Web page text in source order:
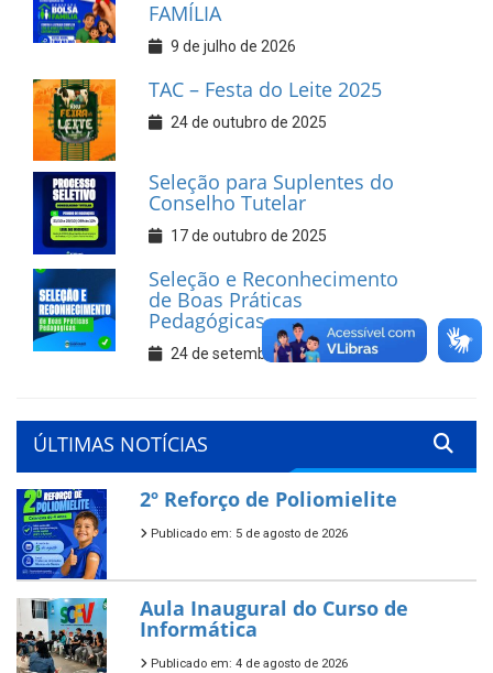
FAMÍLIA
9 de julho de 2026
TAC – Festa do Leite 2025
24 de outubro de 2025
Seleção para Suplentes do
Conselho Tutelar
17 de outubro de 2025
Seleção e Reconhecimento
de Boas Práticas
Pedagógicas
24 de setembro de 2025
ÚLTIMAS NOTÍCIAS
2º Reforço de Poliomielite
Publicado em: 5 de agosto de 2026
Aula Inaugural do Curso de
Informática
Publicado em: 4 de agosto de 2026